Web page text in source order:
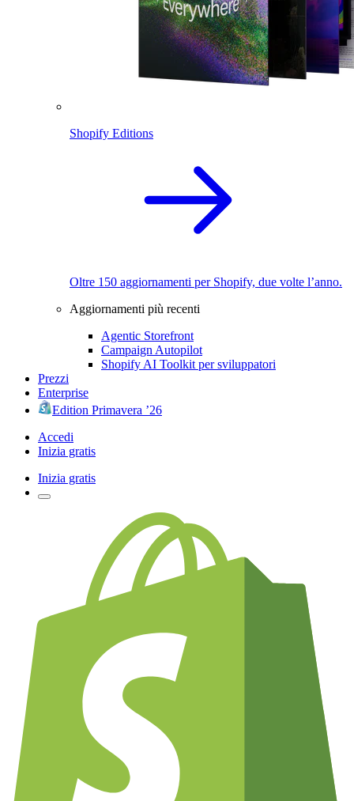
Shopify Editions
Oltre 150 aggiornamenti per Shopify, due volte l’anno.
Aggiornamenti più recenti
Agentic Storefront
Campaign Autopilot
Shopify AI Toolkit per sviluppatori
Prezzi
Enterprise
Edition Primavera ’26
Accedi
Inizia gratis
Inizia gratis